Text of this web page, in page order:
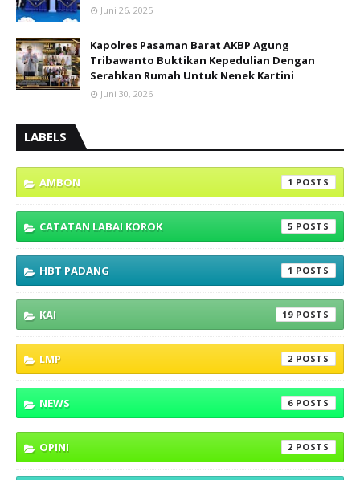
Juni 26, 2025
Kapolres Pasaman Barat AKBP Agung
Tribawanto Buktikan Kepedulian Dengan
Serahkan Rumah Untuk Nenek Kartini
Juni 30, 2026
LABELS
AMBON 1
CATATAN LABAI KOROK 5
HBT PADANG 1
KAI 19
LMP 2
NEWS 6
OPINI 2